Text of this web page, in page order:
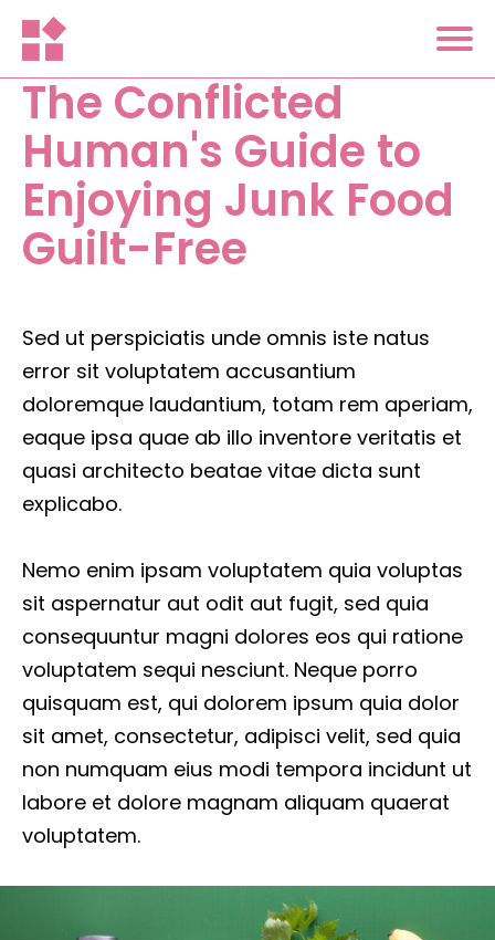
The Conflicted
Human's Guide to
Enjoying Junk Food
Guilt-Free
Sed ut perspiciatis unde omnis iste natus
error sit voluptatem accusantium
doloremque laudantium, totam rem aperiam,
eaque ipsa quae ab illo inventore veritatis et
quasi architecto beatae vitae dicta sunt
explicabo.
Nemo enim ipsam voluptatem quia voluptas
sit aspernatur aut odit aut fugit, sed quia
consequuntur magni dolores eos qui ratione
voluptatem sequi nesciunt. Neque porro
quisquam est, qui dolorem ipsum quia dolor
sit amet, consectetur, adipisci velit, sed quia
non numquam eius modi tempora incidunt ut
labore et dolore magnam aliquam quaerat
voluptatem.